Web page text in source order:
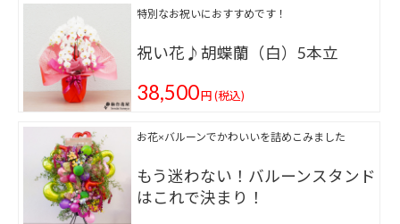
特別なお祝いにおすすめです！
祝い花♪胡蝶蘭（白）5本立
38,500円(税込)
お花×バルーンでかわいいを詰めこみました
もう迷わない！バルーンスタンド
はこれで決まり！